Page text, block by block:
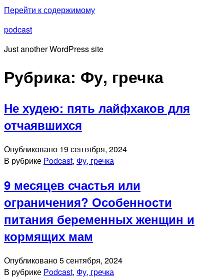
Перейти к содержимому
podcast
Just another WordPress site
Рубрика: Фу, гречка
Не худею: пять лайфхаков для
отчаявшихся
Опубликовано 19 сентября, 2024
В рубрике Podcast, Фу, гречка
9 месяцев счастья или
ограничения? Особенности
питания беременных женщин и
кормящих мам
Опубликовано5 сентября, 2024
В рубрике Podcast, Фу, гречка